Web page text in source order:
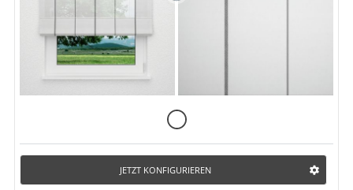
JETZT KONFIGURIEREN